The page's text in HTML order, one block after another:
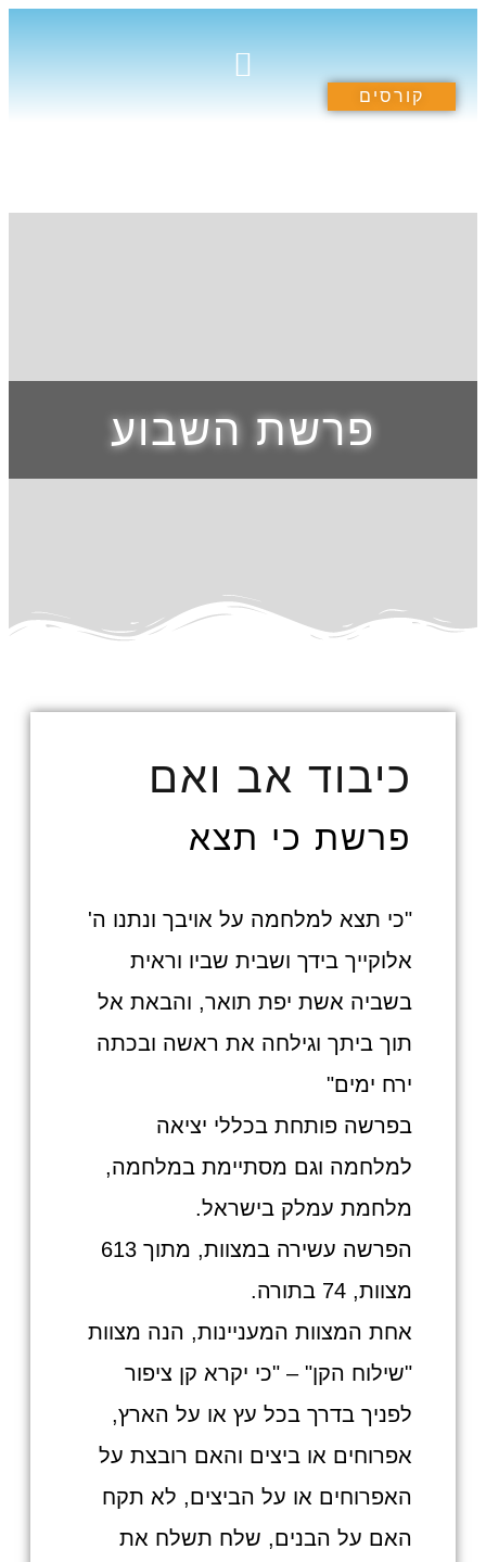
קורסים
פרשת השבוע
כיבוד אב ואם
פרשת כי תצא
"כי תצא למלחמה על אויבך ונתנו ה'
אלוקייך בידך ושבית שביו וראית
בשביה אשת יפת תואר, והבאת אל
תוך ביתך וגילחה את ראשה ובכתה
ירח ימים"
בפרשה פותחת בכללי יציאה
למלחמה וגם מסתיימת במלחמה,
מלחמת עמלק בישראל.
הפרשה עשירה במצוות, מתוך 613
מצוות, 74 בתורה.
אחת המצוות המעניינות, הנה מצוות
"שילוח הקן" – "כי יקרא קן ציפור
לפניך בדרך בכל עץ או על הארץ,
אפרוחים או ביצים והאם רובצת על
האפרוחים או על הביצים, לא תקח
האם על הבנים, שלח תשלח את